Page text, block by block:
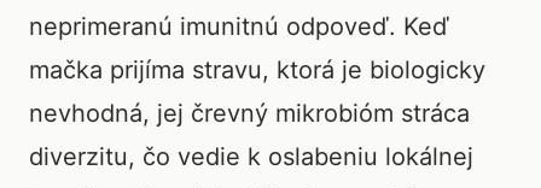
neprimeranú imunitnú odpoveď. Keď
mačka prijíma stravu, ktorá je biologicky
nevhodná, jej črevný mikrobióm stráca
diverzitu, čo vedie k oslabeniu lokálnej